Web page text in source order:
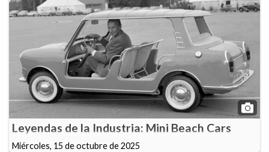
Leyendas de la Industria: Mini Beach Cars
Miércoles, 15 de octubre de 2025